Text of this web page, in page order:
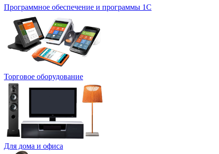
Программное обеспечение и программы 1С
Торговое оборудование
Для дома и офиса